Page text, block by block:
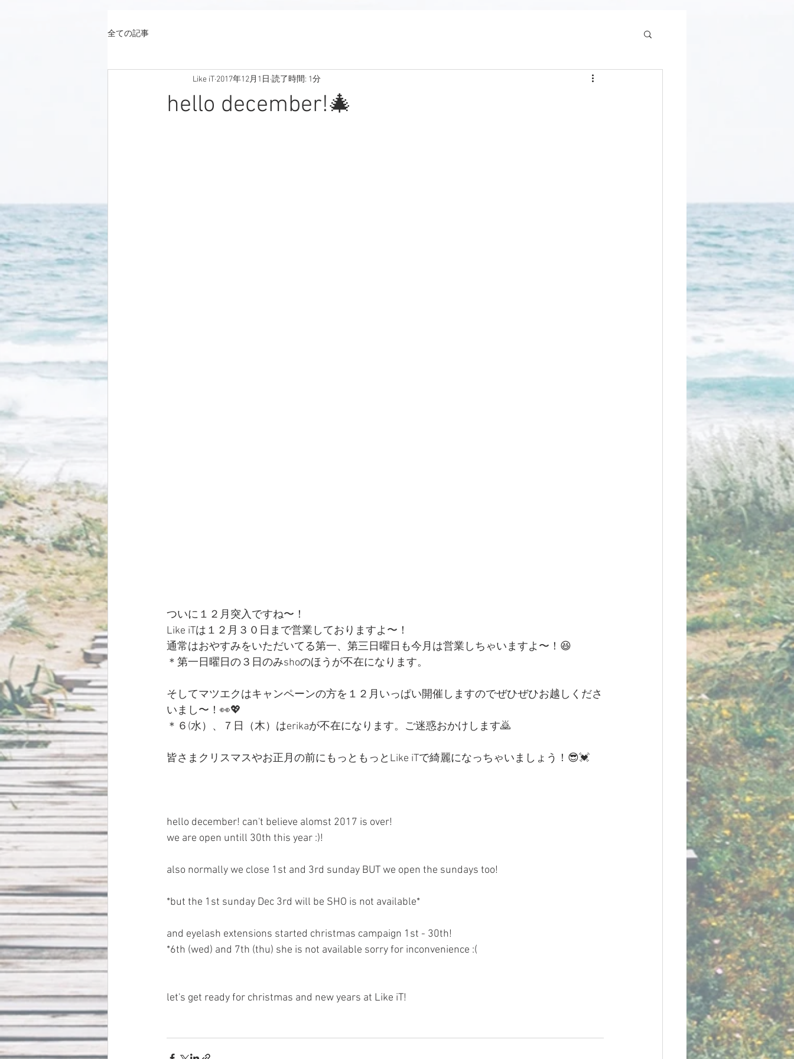
全ての記事
hello december!🎄
Like iT 2017年12月1日 読了時間: 1分
ついに１２月突入ですね〜！
Like iTは１２月３０日まで営業しておりますよ〜！
通常はおやすみをいただいてる第一、第三日曜日も今月は営業しちゃいますよ〜！😆
＊第一日曜日の３日のみshoのほうが不在になります。
そしてマツエクはキャンペーンの方を１２月いっぱい開催しますのでぜひぜひお越しくださ
いまし〜！👀💖
＊６(水）、７日（木）はerikaが不在になります。ご迷惑おかけします🙇
皆さまクリスマスやお正月の前にもっともっとLike iTで綺麗になっちゃいましょう！😎💓
hello december! can't believe alomst 2017 is over!
we are open untill 30th this year :)!
also normally we close 1st and 3rd sunday BUT we open the sundays too!
*but the 1st sunday Dec 3rd will be SHO is not available*
and eyelash extensions started christmas campaign 1st - 30th!
*6th (wed) and 7th (thu) she is not available sorry for inconvenience :(
let's get ready for christmas and new years at Like iT!